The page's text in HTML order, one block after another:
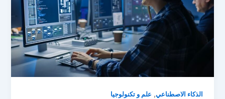
الذكاء الاصطناعي, علم و تكنولوجيا